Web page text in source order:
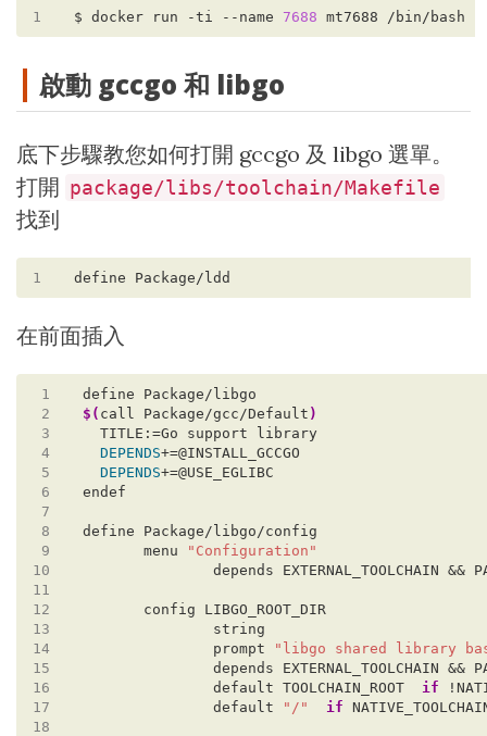
1 $ docker run -ti --name 7688
啟動 gccgo 和 libgo
底下步驟教您如何打開 gccgo 及 libgo 選單。
打開 package/libs/toolchain/Makefile
找到
1
在前面插入
1
2
3
4
5
6
7
8
9
10
11
12
13
14
15
16
17
18
$( call Package/gcc/Default )
  TITLE:=Go support library
DEPENDS
DEPENDS
       menu
"Configuration"
               prompt
"libgo shared library
               default TOOLCHAIN_ROOT
if
               default
"/" if